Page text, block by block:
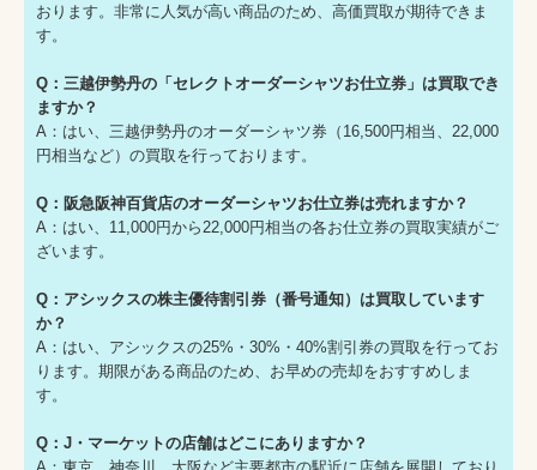
おります。非常に人気が高い商品のため、高価買取が期待できま
す。
Q：三越伊勢丹の「セレクトオーダーシャツお仕立券」は買取でき
ますか？
A：はい、三越伊勢丹のオーダーシャツ券（16,500円相当、22,000
円相当など）の買取を行っております。
Q：阪急阪神百貨店のオーダーシャツお仕立券は売れますか？
A：はい、11,000円から22,000円相当の各お仕立券の買取実績がご
ざいます。
Q：アシックスの株主優待割引券（番号通知）は買取しています
か？
A：はい、アシックスの25%・30%・40%割引券の買取を行ってお
ります。期限がある商品のため、お早めの売却をおすすめしま
す。
Q：J・マーケットの店舗はどこにありますか？